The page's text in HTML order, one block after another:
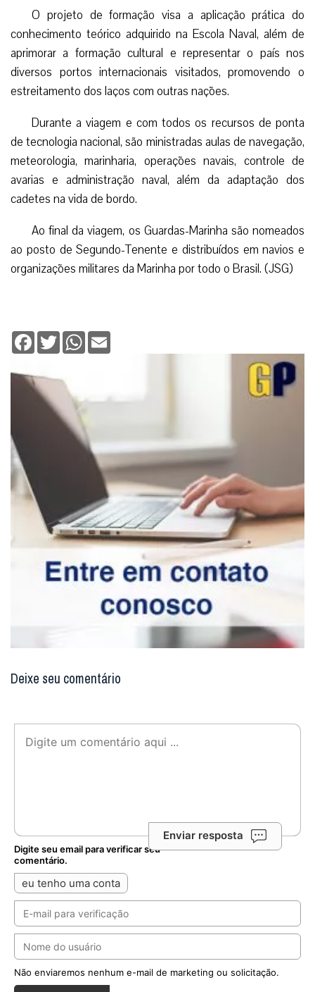
O projeto de formação visa a aplicação prática do
conhecimento teórico adquirido na Escola Naval, além de
aprimorar a formação cultural e representar o país nos
diversos portos internacionais visitados, promovendo o
estreitamento dos laços com outras nações.
Durante a viagem e com todos os recursos de ponta
de tecnologia nacional, são ministradas aulas de navegação,
meteorologia, marinharia, operações navais, controle de
avarias e administração naval, além da adaptação dos
cadetes na vida de bordo.
Ao final da viagem, os Guardas-Marinha são nomeados
ao posto de Segundo-Tenente e distribuídos em navios e
organizações militares da Marinha por todo o Brasil. (JSG)
Facebook
TwitterWhatsApp
Deixe seu comentário
Enviar resposta
Digite seu email para verificar seu
comentário.
eu tenho uma conta
Não enviaremos nenhum e-mail de marketing ou solicitação.